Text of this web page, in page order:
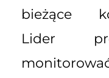
bieżące
Lider